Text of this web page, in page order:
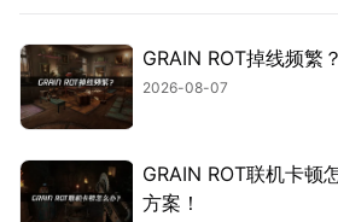
GRAIN ROT掉线频繁
2026-08-07
GRAIN ROT联机卡顿
方案！